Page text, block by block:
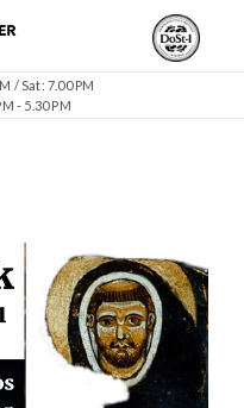
/ Sat: 7.00 PM
- 5.30 PM